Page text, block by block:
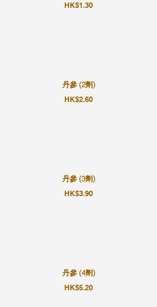
HK$1.30
丹參 (2劑)
HK$2.60
丹參 (3劑)
HK$3.90
丹參 (4劑)
HK$5.20